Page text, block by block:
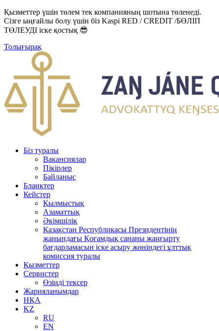
Қызметтер үшін төлем тек компанияның шотына төленеді.
Сізге ыңғайлы болу үшін біз Kaspi RED / CREDIT /БӨЛІП
ТӨЛЕУДІ іске қостық 😎
Толығырақ
Біз туралы
Вакансиялар
Пікірлер
Байланыс
Бланктер
Кейстер
Қылмыстық
Азаматтық
Әкімшілік
Қазақстан Республикасы Президентінің
жанындағы Қоғамдық сананы жаңғырту
бағдарламасын іске асыру жөніндегі ұлттық
комиссия туралы
Қызметтер
Сервистер
Өзіңді тексер
Жарияланымдар
НҚА
KZ
RU
EN